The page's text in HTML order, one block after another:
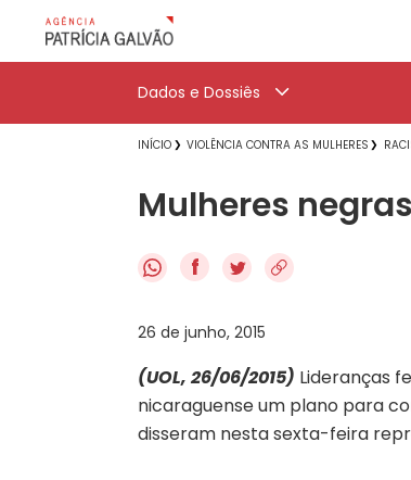
Dados e Dossiês
INÍCIO VIOLÊNCIA CONTRA AS MULHERES
Mulheres
f
26 de junho, 2015
(UOL, 26/06/2015) Lideranças
nicaraguense um plano para
disseram nesta sexta-feira